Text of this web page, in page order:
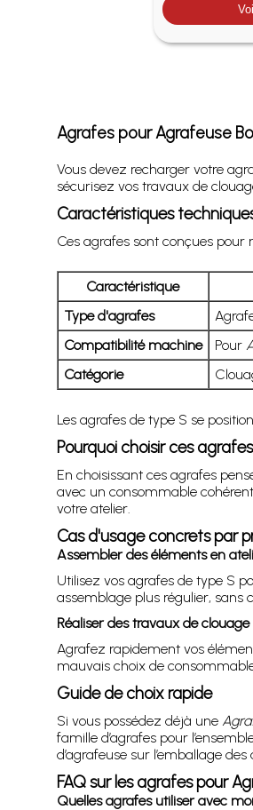
Agrafes pour Agrafeuse
Vous devez recharger votre
sécurisez vos travaux de
Caractéristiques
Ces agrafes sont conçues pour
Caractéristique
Type d'agrafes
Compatibilité machine
Pour
Catégorie
Les agrafes de type S se
Pourquoi choisir ces
En choisissant ces agrafes
avec un consommable
votre atelier.
Cas d'usage concrets par
Assembler des éléments en
Utilisez vos agrafes de type S
assemblage plus régulier, sans
Réaliser des travaux de
Agrafez rapidement vos
mauvais choix de
Guide de choix rapide
Si vous possédez déjà une
famille d’agrafes pour
d’agrafeuse sur l’emballage des
FAQ sur les agrafes pour
Quelles agrafes utiliser avec